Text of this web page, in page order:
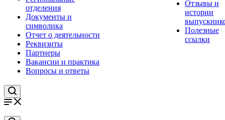
отделения
Документы и
символика
Отчет о деятельности
Реквизиты
Партнеры
Вакансии и практика
Вопросы и ответы
Отзывы и
истории
Полезные
ссылки